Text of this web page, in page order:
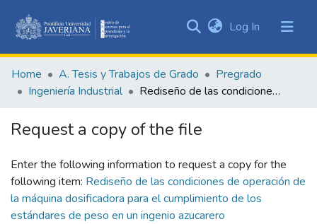
&
Collections
Log In (current)
Home A. Tesis y Trabajos de Grado
Pregrado
Ingeniería Industrial
Rediseño de las condiciones de operación de la máquina dosificadora para el cumplimiento de los estándares de peso en un ingenio azucarero
Request a copy of the file
Enter the following information to request a copy for the
following item: Rediseño de las condiciones de operación de
la máquina dosificadora para el cumplimiento de los
estándares de peso en un ingenio azucarero